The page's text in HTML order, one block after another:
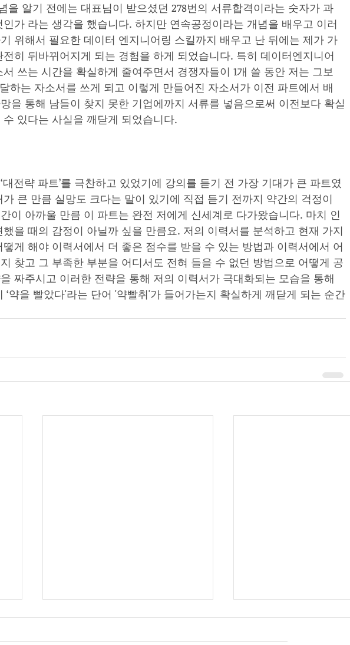
을 알기 전에는 대표님이 받으셨던 278번의 서류합격이라는 숫자가 과
가 라는 생각을 했습니다. 하지만 연속공정이라는 개념을 배우고 이러
위해서 필요한 데이터 엔지니어링 스킬까지 배우고 난 뒤에는 제가 가
히 뒤바뀌어지게 되는 경험을 하게 되었습니다. 특히 데이터엔지니어
쓰는 시간을 확실하게 줄여주면서 경쟁자들이 1개 쓸 동안 저는 그보
하는 자소서를 쓰게 되고 이렇게 만들어진 자소서가 이전 파트에서 배
을 통해 남들이 찾지 못한 기업에까지 서류를 넣음으로써 이전보다 확실
있다는 사실을 깨닫게 되었습니다.
대전략 파트’를 극찬하고 있었기에 강의를 듣기 전 가장 기대가 큰 파트였
큰 만큼 실망도 크다는 말이 있기에 직접 듣기 전까지 약간의 걱정이
이 아까울 만큼 이 파트는 완전 저에게 신세계로 다가왔습니다. 마치 인
을 때의 감정이 아닐까 싶을 만큼요. 저의 이력서를 분석하고 현재 가지
게 해야 이력서에서 더 좋은 점수를 받을 수 있는 방법과 이력서에서 어
찾고 그 부족한 부분을 어디서도 전혀 들을 수 없던 방법으로 어떻게 공
짜주시고 이러한 전략을 통해 저의 이력서가 극대화되는 모습을 통해
‘약을 빨았다'라는 단어 '약빨취'가 들어가는지 확실하게 깨닫게 되는 순간